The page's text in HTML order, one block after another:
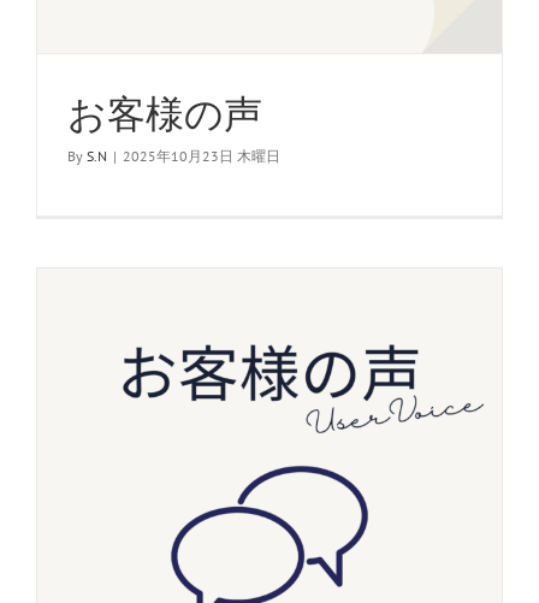
お客様の声
By S.N | 2025年10月23日 木曜日